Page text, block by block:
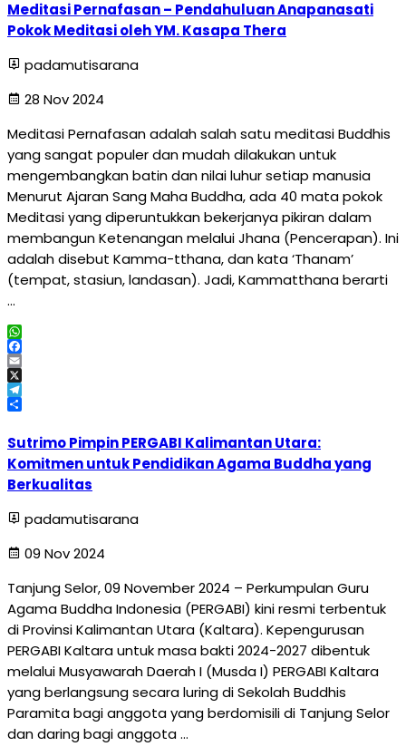
Meditasi Pernafasan – Pendahuluan Anapanasati
Pokok Meditasi oleh YM. Kasapa Thera
padamutisarana
28 Nov 2024
Meditasi Pernafasan adalah salah satu meditasi Buddhis
yang sangat populer dan mudah dilakukan untuk
mengembangkan batin dan nilai luhur setiap manusia
Menurut Ajaran Sang Maha Buddha, ada 40 mata pokok
Meditasi yang diperuntukkan bekerjanya pikiran dalam
membangun Ketenangan melalui Jhana (Pencerapan). Ini
adalah disebut Kamma-tthana, dan kata ‘Thanam’
(tempat, stasiun, landasan). Jadi, Kammatthana berarti
…
WhatsApp
Facebook
Email
X
Telegram
Sutrimo Pimpin PERGABI Kalimantan Utara:
Komitmen untuk Pendidikan Agama Buddha yang
Berkualitas
padamutisarana
09 Nov 2024
Tanjung Selor, 09 November 2024 – Perkumpulan Guru
Agama Buddha Indonesia (PERGABI) kini resmi terbentuk
di Provinsi Kalimantan Utara (Kaltara). Kepengurusan
PERGABI Kaltara untuk masa bakti 2024-2027 dibentuk
melalui Musyawarah Daerah I (Musda I) PERGABI Kaltara
yang berlangsung secara luring di Sekolah Buddhis
Paramita bagi anggota yang berdomisili di Tanjung Selor
dan daring bagi anggota …